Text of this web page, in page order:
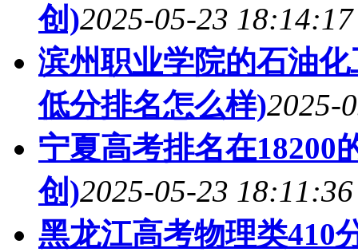
创)2025-05-23 18:14:17
滨州职业学院的石油
低分排名怎么样)2025-
宁夏高考排名在18200
创)2025-05-23 18:11:36
黑龙江高考物理类410